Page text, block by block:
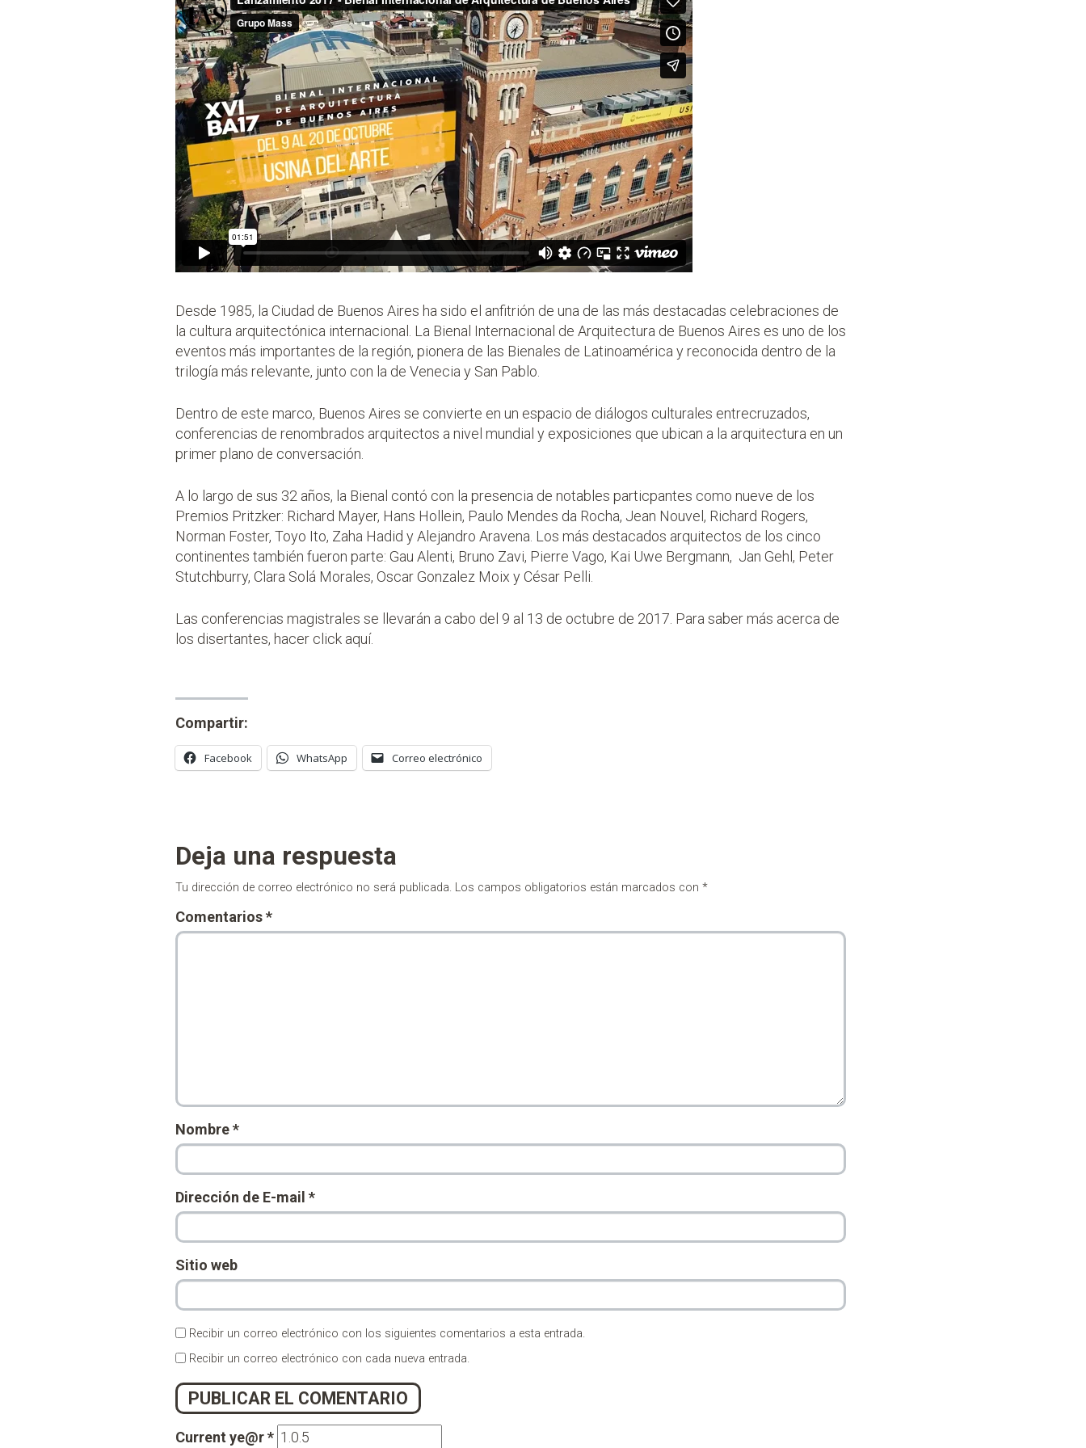
Desde 1985, la Ciudad de Buenos Aires ha sido el anfitrión de una de las más destacadas celebraciones de
la cultura arquitectónica internacional. La Bienal Internacional de Arquitectura de Buenos Aires es uno de los
eventos más importantes de la región, pionera de las Bienales de Latinoamérica y reconocida dentro de la
trilogía más relevante, junto con la de Venecia y San Pablo.
Dentro de este marco, Buenos Aires se convierte en un espacio de diálogos culturales entrecruzados,
conferencias de renombrados arquitectos a nivel mundial y exposiciones que ubican a la arquitectura en un
primer plano de conversación.
A lo largo de sus 32 años, la Bienal contó con la presencia de notables particpantes como nueve de los
Premios Pritzker: Richard Mayer, Hans Hollein, Paulo Mendes da Rocha, Jean Nouvel, Richard Rogers,
Norman Foster, Toyo Ito, Zaha Hadid y Alejandro Aravena. Los más destacados arquitectos de los cinco
continentes también fueron parte: Gau Alenti, Bruno Zavi, Pierre Vago, Kai Uwe Bergmann, Jan Gehl, Peter
Stutchburry, Clara Solá Morales, Oscar Gonzalez Moix y César Pelli.
Las conferencias magistrales se llevarán a cabo del 9 al 13 de octubre de 2017. Para saber más acerca de
los disertantes, hacer click aquí.
Compartir:
Facebook WhatsApp Correo electrónico
Deja una respuesta
Tu dirección de correo electrónico no será publicada. Los campos obligatorios están marcados con *
Comentarios*
Nombre*
Dirección de E-mail *
Sitio web
Recibir un correo electrónico con los siguientes comentarios a esta entrada.
Recibir un correo electrónico con cada nueva entrada.
Current ye@r*